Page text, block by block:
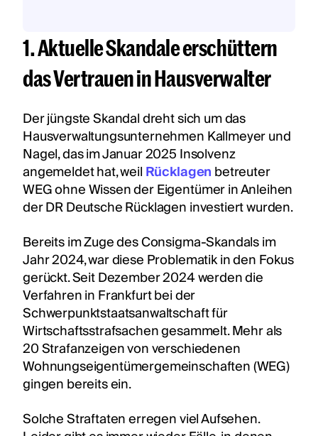
1. Aktuelle Skandale erschüttern
das Vertrauen in Hausverwalter
Der jüngste Skandal dreht sich um das
Hausverwaltungsunternehmen Kallmeyer und
Nagel, das im Januar 2025 Insolvenz
angemeldet hat, weilRücklagenbetreuter
WEG ohne Wissen der Eigentümer in Anleihen
der DR Deutsche Rücklagen investiert wurden.
Bereits im Zuge des Consigma-Skandals im
Jahr 2024, war diese Problematik in den Fokus
gerückt. Seit Dezember 2024 werden die
Verfahren in Frankfurt bei der
Schwerpunktstaatsanwaltschaft für
Wirtschaftsstrafsachen gesammelt. Mehr als
20 Strafanzeigen von verschiedenen
Wohnungseigentümergemeinschaften (WEG)
gingen bereits ein.
Solche Straftaten erregen viel Aufsehen.